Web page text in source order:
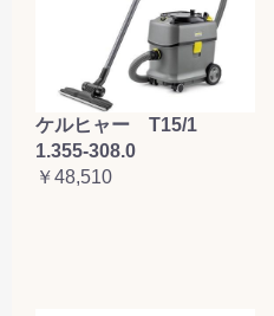
ケルヒャー T15/1
1.355-308.0
￥48,510